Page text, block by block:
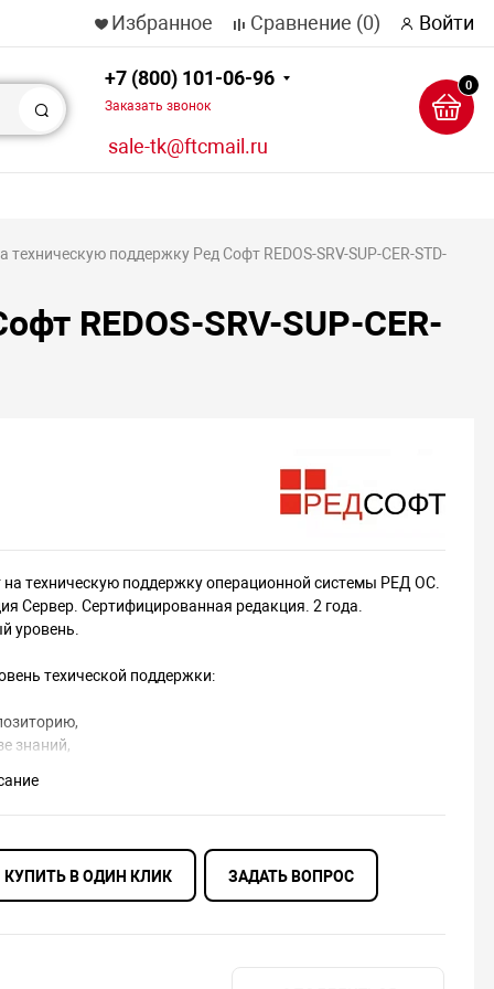
Избранное Сравнение (0) Войти
Поиск
+7 (800) 101-06-96
Заказать звонок
sale-tk@ftcmail.ru
0
техническую поддержку Ред Софт REDOS-SRV-SUP-CER-STD-
REDOS-SRV-SUP-CER-
на техническую поддержку операционной системы РЕД ОС.
Сервер. Сертифицированная редакция. 2 года.
уровень.
техической поддержки:
знаний,
обновлений в рамках репозиториев пакетов текущей
по установке, настройке, обновлению ПО (B рамках
на ПО),
- без ограничений,
обращений - портал технической поддержки,
обращений - с 9:00 до 18:00 (МСК) по рабочим дням,
КУПИТЬ В ОДИН КЛИК ЗАДАТЬ ВОПРОС